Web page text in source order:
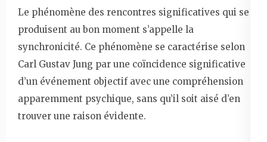
Le phénomène des rencontres significatives qui se
produisent au bon moment s’appelle la
synchronicité. Ce phénomène se caractérise selon
Carl Gustav Jung par une coïncidence significative
d’un événement objectif avec une compréhension
apparemment psychique, sans qu’il soit aisé d’en
trouver une raison évidente.